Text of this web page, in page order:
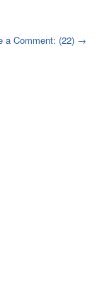
a Comment: (22) →